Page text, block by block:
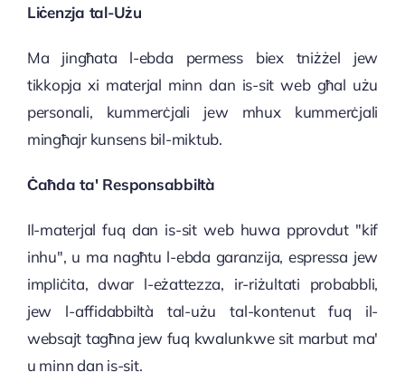
Politika tal-Cookies
Politika tal-Privatezza
Termini u Kundizzjonijiet
Liċenzja tal-Użu
Ma jingħata l-ebda permess biex tniżżel jew
tikkopja xi materjal minn dan is-sit web għal użu
personali, kummerċjali jew mhux kummerċjali
mingħajr kunsens bil-miktub.
Ċaħda ta' Responsabbiltà
Il-materjal fuq dan is-sit web huwa pprovdut "kif
inhu", u ma nagħtu l-ebda garanzija, espressa jew
impliċita, dwar l-eżattezza, ir-riżultati probabbli,
jew l-affidabbiltà tal-użu tal-kontenut fuq il-
websajt tagħna jew fuq kwalunkwe sit marbut ma'
u minn dan is-sit.